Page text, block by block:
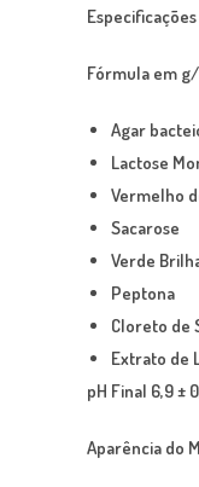
Fórmula em
Agar
Lactose
Verde
Cloreto
Extrato
pH Final 6,9 ±
Aparência do